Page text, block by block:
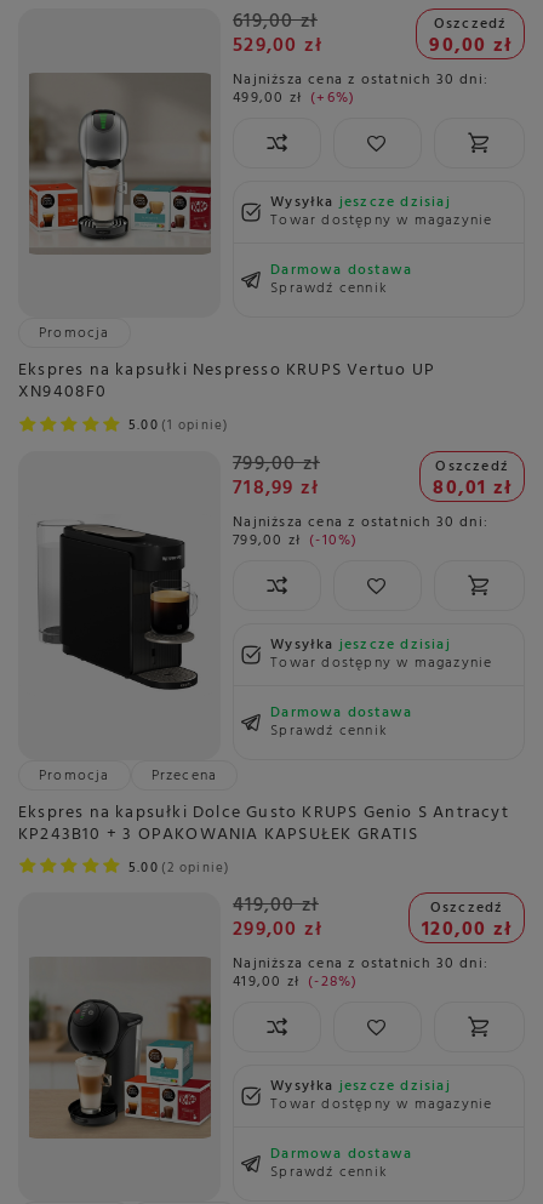
619,00 zł
529,00 zł
Oszczedź
90,00 zł
Najniższa cena z ostatnich 30 dni:
499,00 zł +6%
Wysyłkajeszcze dzisiaj
Towar dostępny w magazynie
Darmowa dostawa
Sprawdź cennik
Promocja
Ekspres na kapsułki Nespresso KRUPS Vertuo UP
XN9408F0
5.00 1 opinie
799,00 zł
718,99 zł
Oszczedź
80,01 zł
Najniższa cena z ostatnich 30 dni:
799,00 zł -10%
Wysyłkajeszcze dzisiaj
Towar dostępny w magazynie
Darmowa dostawa
Sprawdź cennik
Promocja
Przecena
Ekspres na kapsułki Dolce Gusto KRUPS Genio S Antracyt
KP243B10 + 3 OPAKOWANIA KAPSUŁEK GRATIS
5.00 2 opinie
419,00 zł
299,00 zł
Oszczedź
120,00 zł
Najniższa cena z ostatnich 30 dni:
419,00 zł -28%
Wysyłkajeszcze dzisiaj
Towar dostępny w magazynie
Darmowa dostawa
Sprawdź cennik